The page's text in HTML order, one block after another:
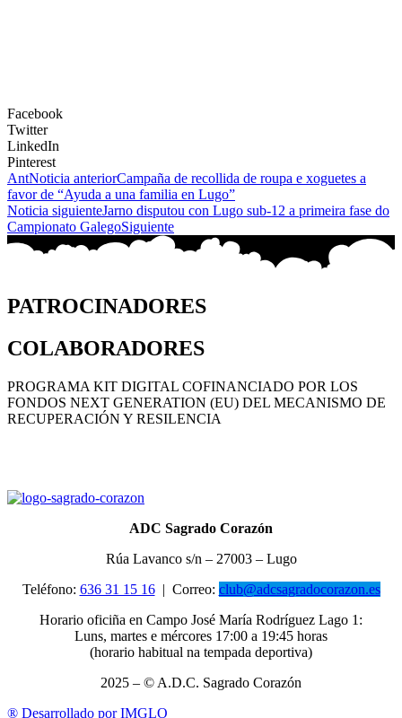
Facebook
Twitter
LinkedIn
Pinterest
AntNoticia anteriorCampaña de recollida de roupa e xoguetes a
favor de “Ayuda a una familia en Lugo”
Noticia siguienteJarno disputou con Lugo sub-12 a primeira fase do
Campionato GalegoSiguiente
PATROCINADORES
COLABORADORES
PROGRAMA KIT DIGITAL COFINANCIADO POR LOS
FONDOS NEXT GENERATION (EU) DEL MECANISMO DE
RECUPERACIÓN Y RESILENCIA
ADC Sagrado Corazón
Rúa Lavanco s/n – 27003 – Lugo
Teléfono: 636 31 15 16| Correo: club@adcsagradocorazon.es
Horario oficiña en Campo José María Rodríguez Lago 1:
Luns, martes e mércores 17:00 a 19:45 horas
(horario habitual na tempada deportiva)
2025 – © A.D.C. Sagrado Corazón
® Desarrollado por IMGLO